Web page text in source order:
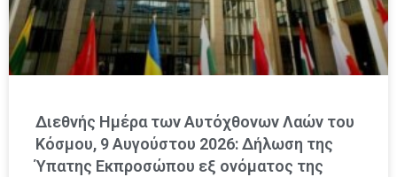
Διεθνής Ημέρα των Αυτόχθονων Λαών του
Κόσμου, 9 Αυγούστου 2026: Δήλωση της
Ύπατης Εκπροσώπου εξ ονόματος της